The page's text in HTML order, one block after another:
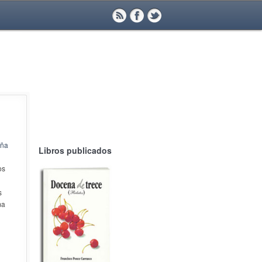
Libros publicados